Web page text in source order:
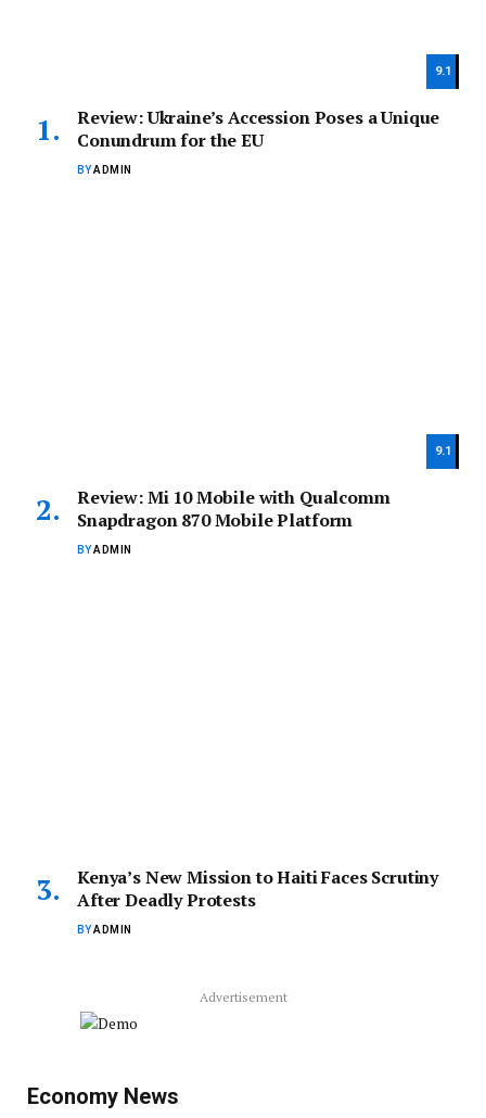
9.1
Review: Ukraine’s Accession Poses a Unique
Conundrum for the EU
BYADMIN
9.1
Review: Mi 10 Mobile with Qualcomm
Snapdragon 870 Mobile Platform
BYADMIN
Kenya’s New Mission to Haiti Faces Scrutiny
After Deadly Protests
BYADMIN
Advertisement
Economy News